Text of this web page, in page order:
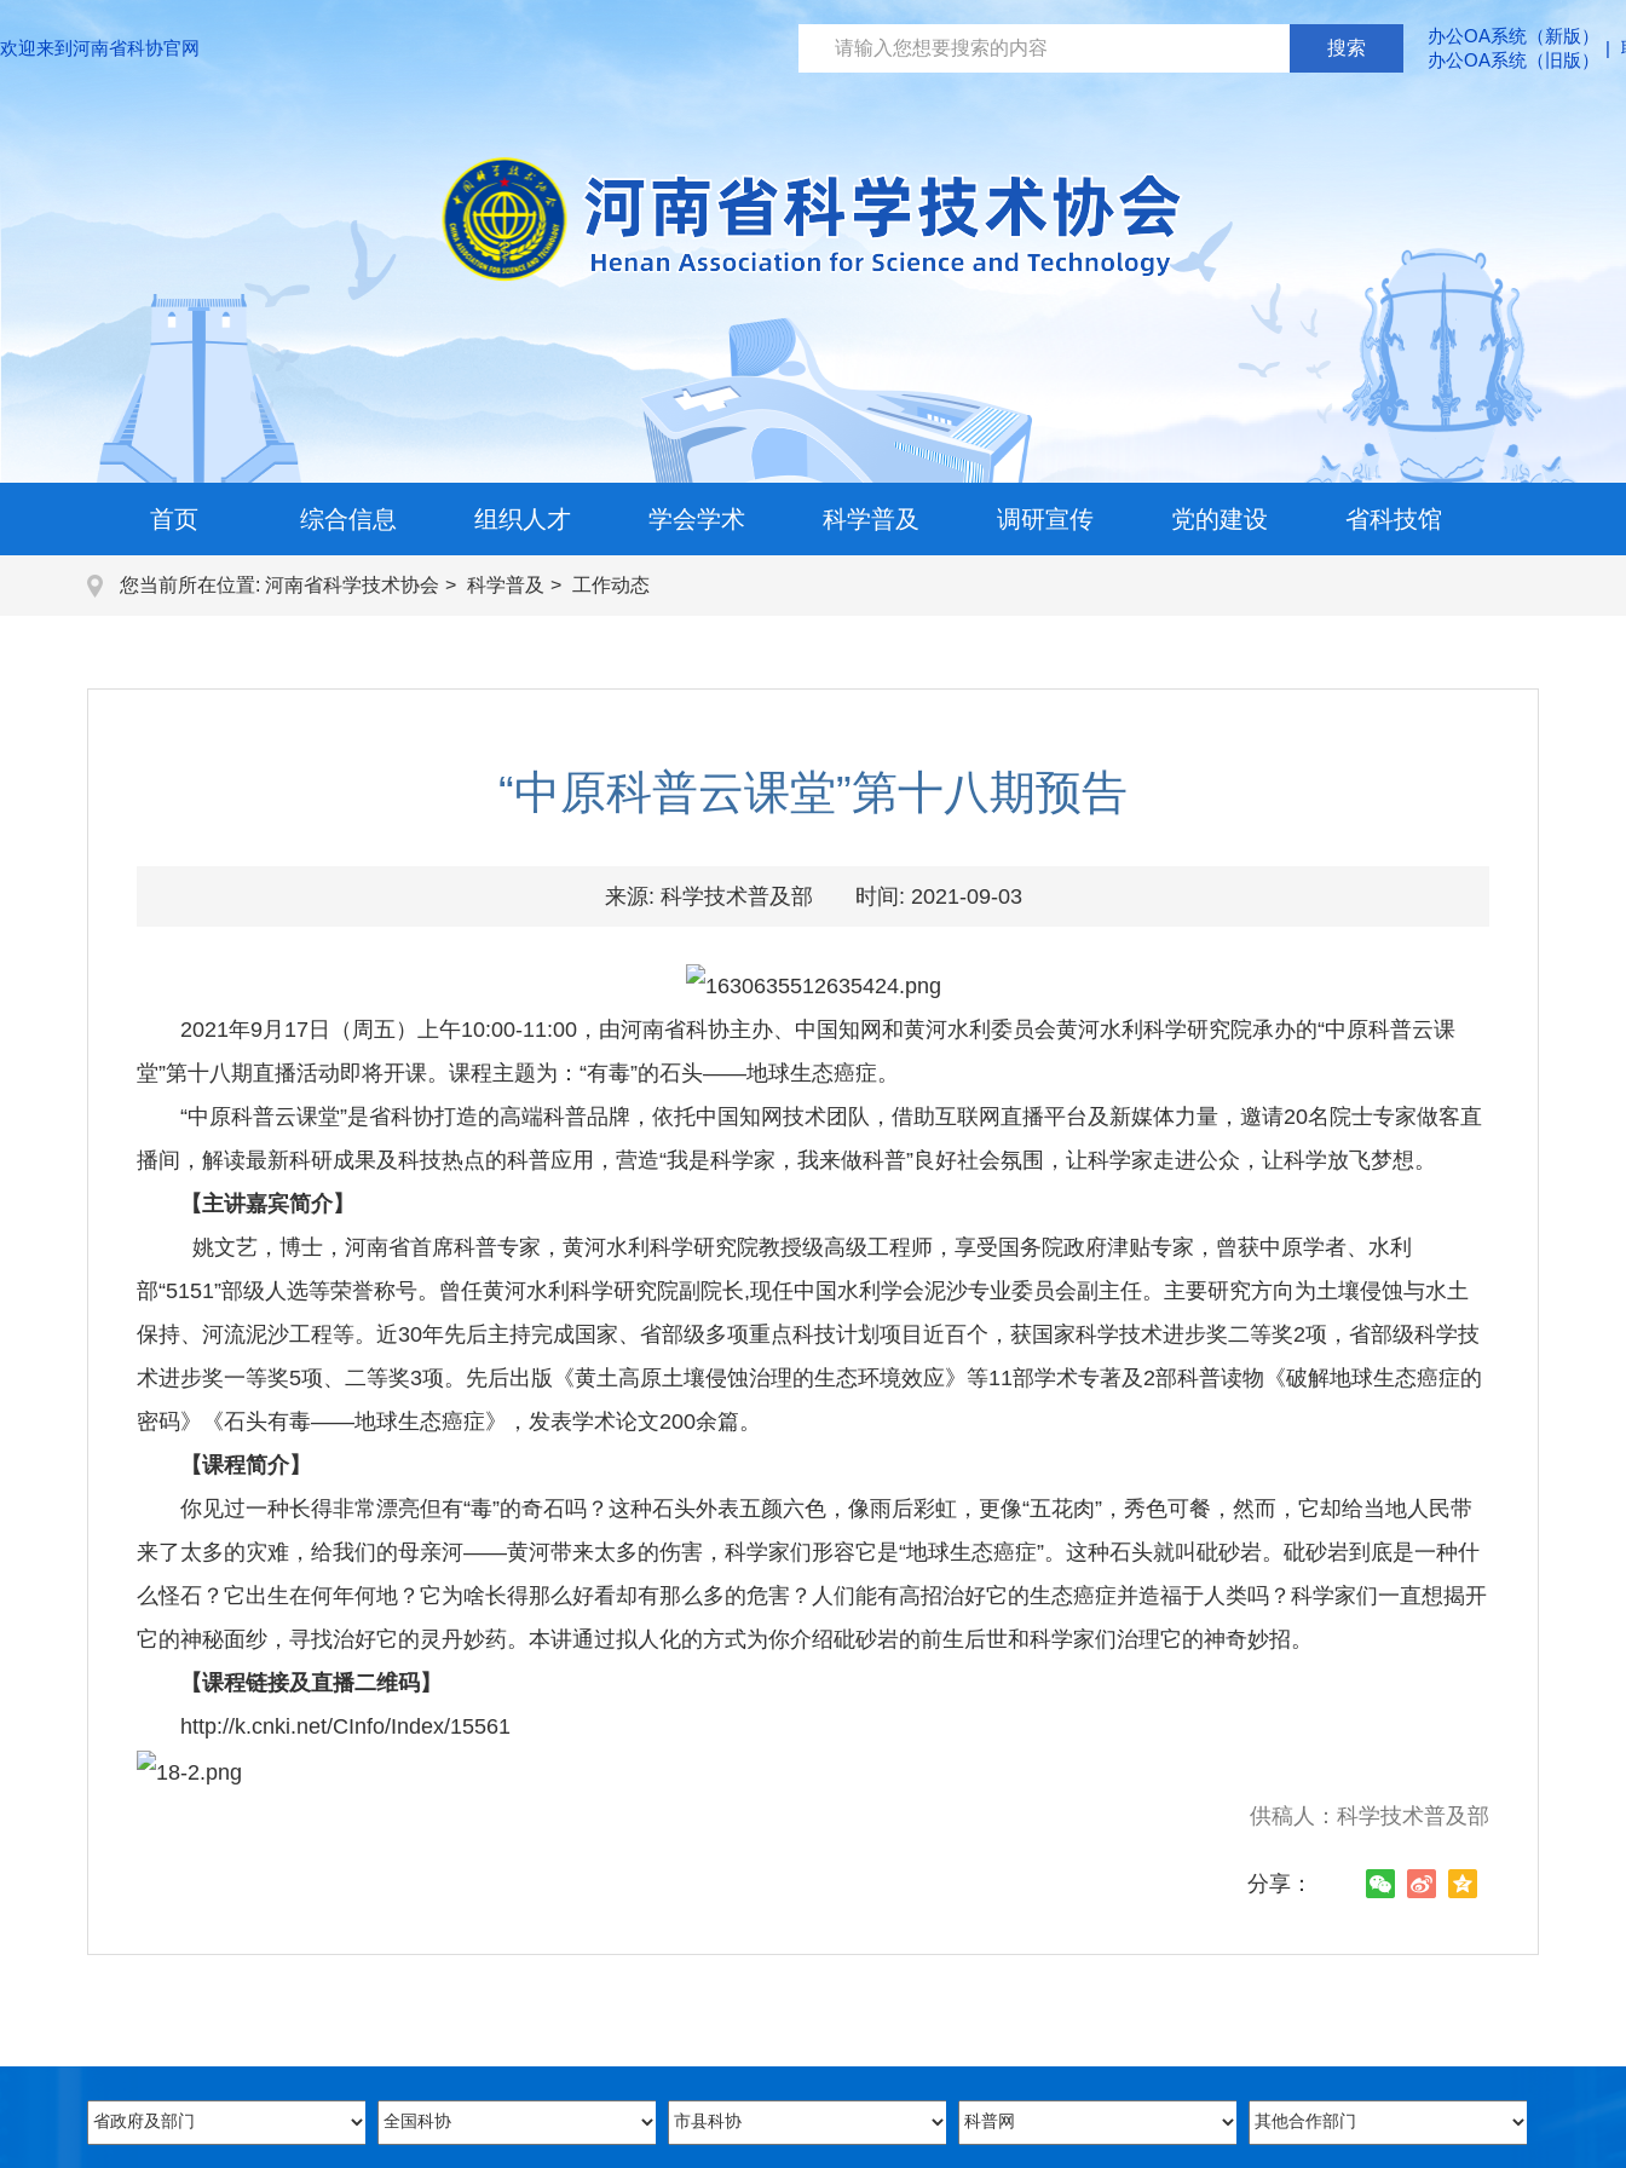
欢迎来到河南省科协官网
办公OA系统（新版）
办公OA系统（旧版）
|
首页 综合信息 组织人才 学会学术 科学普及 调研宣传 党的建设 省科技馆
您当前所在位置: 河南省科学技术协会 科学普及 工作动态
“中原科普云课堂”第十八期预告
来源: 科学技术普及部 时间: 2021-09-03
2021年9月17日（周五）上午10:00-11:00，由河南省科协主办、中国知网和黄河水利委员会黄河水利科学研究院承办的“中原科普云课
堂”第十八期直播活动即将开课。课程主题为：“有毒”的石头——地球生态癌症。
“中原科普云课堂”是省科协打造的高端科普品牌，依托中国知网技术团队，借助互联网直播平台及新媒体力量，邀请20名院士专家做客直
播间，解读最新科研成果及科技热点的科普应用，营造“我是科学家，我来做科普”良好社会氛围，让科学家走进公众，让科学放飞梦想。
【主讲嘉宾简介】
姚文艺，博士，河南省首席科普专家，黄河水利科学研究院教授级高级工程师，享受国务院政府津贴专家，曾获中原学者、水利
部“5151”部级人选等荣誉称号。曾任黄河水利科学研究院副院长,现任中国水利学会泥沙专业委员会副主任。主要研究方向为土壤侵蚀与水土
保持、河流泥沙工程等。 近30年先后主持完成国家、省部级多项重点科技计划项目近百个，获国家科学技术进步奖二等奖2项，省部级科学技
术进步奖一等奖5项、二等奖3项。先后出版《黄土高原土壤侵蚀治理的生态环境效应》等11部学术专著及2部科普读物《破解地球生态癌症的
密码》《石头有毒——地球生态癌症》，发表学术论文200余篇。
【课程简介】
你见过一种长得非常漂亮但有“毒”的奇石吗？这种石头外表五颜六色，像雨后彩虹，更像“五花肉”，秀色可餐，然而，它却给当地人民带
来了太多的灾难，给我们的母亲河——黄河带来太多的伤害，科学家们形容它是“地球生态癌症”。这种石头就叫砒砂岩。砒砂岩到底是一种什
么怪石？它出生在何年何地？它为啥长得那么好看却有那么多的危害？人们能有高招治好它的生态癌症并造福于人类吗？科学家们一直想揭开
它的神秘面纱，寻找治好它的灵丹妙药。 本讲通过拟人化的方式为你介绍砒砂岩的前生后世和科学家们治理它的神奇妙招。
【课程链接及直播二维码】
http://k.cnki.net/CInfo/Index/15561
供稿人：科学技术普及部
分享：